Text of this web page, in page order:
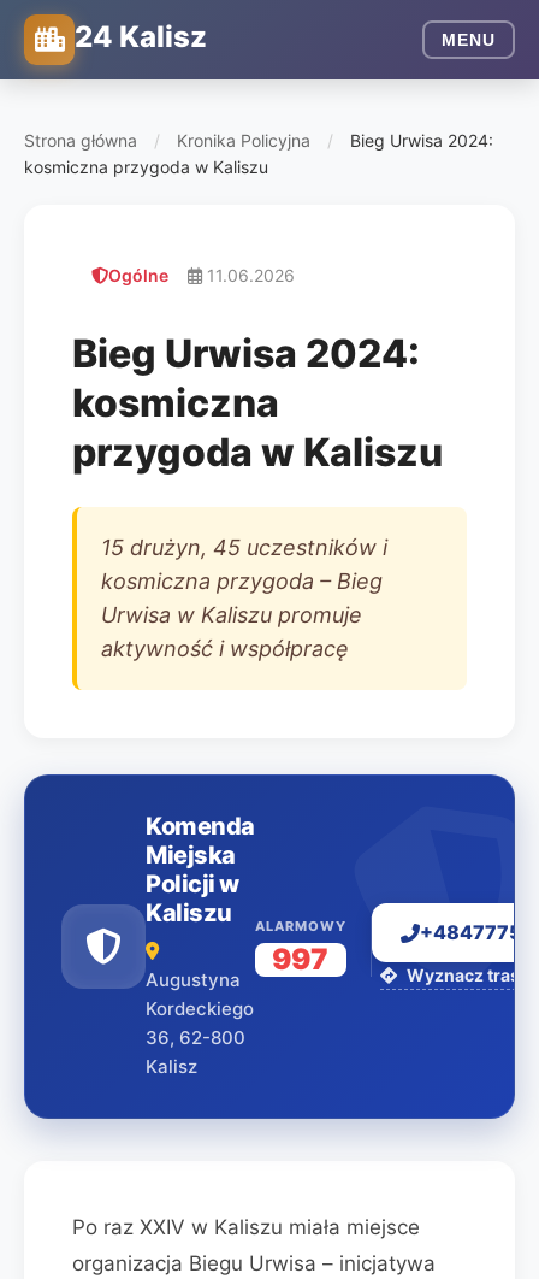
24 Kalisz MENU
Strona główna / Kronika Policyjna /
Bieg Urwisa 2024:
kosmiczna przygoda w Kaliszu
Ogólne 11.06.2026
Bieg Urwisa 2024:
kosmiczna
przygoda w Kaliszu
15 drużyn, 45 uczestników i
kosmiczna przygoda – Bieg
Urwisa w Kaliszu promuje
aktywność i współpracę
Komenda
Miejska
Policji w
Kaliszu
Augustyna
Kordeckiego
36, 62-800
Kalisz
ALARMOWY
997 Wyznacz trasę
Po raz XXIV w Kaliszu miała miejsce
organizacja Biegu Urwisa – inicjatywa